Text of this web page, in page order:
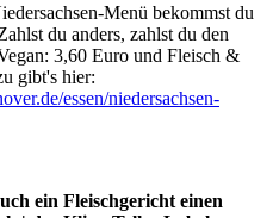
Menü bekommst du
du anders, zahlst du den
3,60 Euro und Fleisch &
gibt's hier:
essen/niedersachsen-
ein Fleischgericht einen